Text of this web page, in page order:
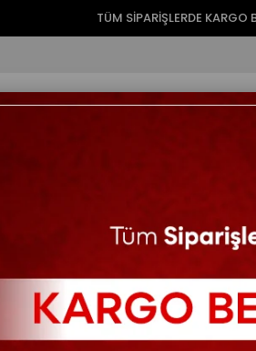
TÜM SİPARİŞLERDE KARGO